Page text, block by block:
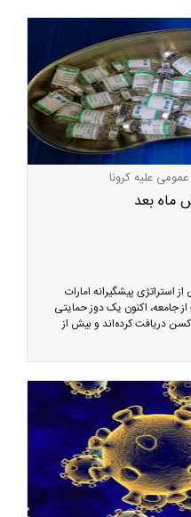
علیه کرونا
ماه بعد
استراتژی پیشگیرانه امارات
جامعه، اکنون یک دوز حمایتی
دریافت کرده‌اند و بیش از